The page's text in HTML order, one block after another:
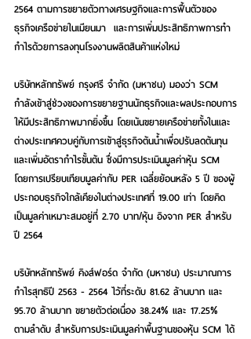
2564 ตามการขยายตัวทางเศรษฐกิจและการฟื้นตัวของ
ธุรกิจเครือข่ายในเมียนมา  และการเพิ่มประสิทธิภาพการทำ
กำไรด้วยการลงทุนโรงงานผลิตสินค้าแห่งใหม่
บริษัทหลักทรัพย์ กรุงศรี จำกัด (มหาชน) มองว่า SCM
กำลังเข้าสู่ช่วงของการขยายฐานนักธุรกิจและผลประกอบการ
ให้มีประสิทธิภาพมากยิ่งขึ้น โดยเน้นขยายเครือข่ายทั้งในและ
ต่างประเทศควบคู่กับการเข้าสู่ธุรกิจต้นน้ำเพื่อปรับลดต้นทุน
และเพิ่มอัตรากำไรขั้นต้น ซึ่งมีการประเมินมูลค่าหุ้น SCM
โดยการเปรียบเทียบมูลค่ากับ PER เฉลี่ยย้อนหลัง 5 ปี ของผู้
ประกอบธุรกิจใกล้เคียงในต่างประเทศที่ 19.00 เท่า โดยคิด
เป็นมูลค่าเหมาะสมอยู่ที่ 2.70 บาท/หุ้น อิงจาก PER สำหรับ
ปี 2564
บริษัทหลักทรัพย์ คิงส์ฟอร์ด จำกัด (มหาชน) ประมาณการ
กำไรสุทธิปี 2563 - 2564 ไว้ที่ระดับ 81.62 ล้านบาท และ
95.70 ล้านบาท ขยายตัวต่อเนื่อง 38.24% และ 17.25%
ตามลำดับ สำหรับการประเมินมูลค่าพื้นฐานของหุ้น SCM ได้